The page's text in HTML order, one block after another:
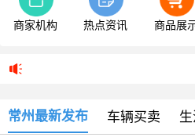
商家机构 热点资讯 商品展
常州最新发布 车辆买卖